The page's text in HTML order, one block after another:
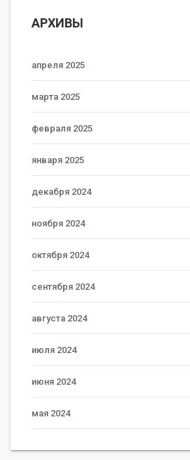
АРХИВЫ
апреля 2025
марта 2025
февраля 2025
января 2025
декабря 2024
ноября 2024
октября 2024
сентября 2024
августа 2024
июля 2024
июня 2024
мая 2024